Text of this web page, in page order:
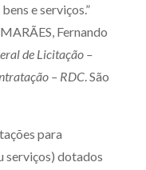
e serviços.”
Fernando
de Licitação –
– RDC. São
para
serviços) dotados